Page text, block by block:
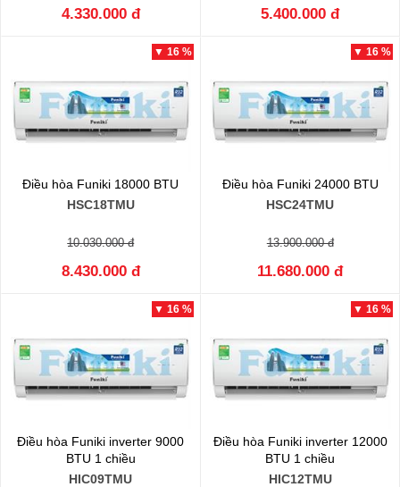
4.330.000 đ 5.400.000 đ
▼ 16 %
Điều hòa Funiki 18000 BTU
HSC18TMU
10.030.000 đ
8.430.000 đ
▼ 16 %
Điều hòa Funiki 24000 BTU
HSC24TMU
13.900.000 đ
11.680.000 đ
▼ 16 %
Điều hòa Funiki inverter 9000
BTU 1 chiều
HIC09TMU
▼ 16 %
Điều hòa Funiki inverter 12000
BTU 1 chiều
HIC12TMU